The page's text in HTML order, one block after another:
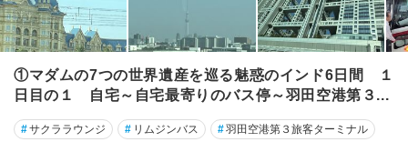
①マダムの7つの世界遺産を巡る魅惑のインド6日間 １
日目の１ 自宅～自宅最寄りのバス停～羽田空港第３...
#サクララウンジ # リムジンバス #羽田空港第３旅客ターミナル